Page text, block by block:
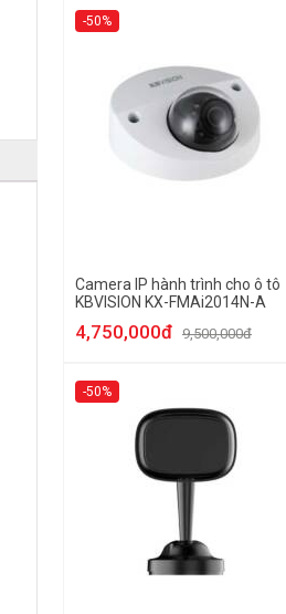
-50%
Camera IP hành trình cho ô tô
KBVISION KX-FMAi2014N-A
4,750,000đ 9,500,000đ
-50%